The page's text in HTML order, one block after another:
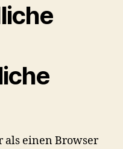
als einen Browser